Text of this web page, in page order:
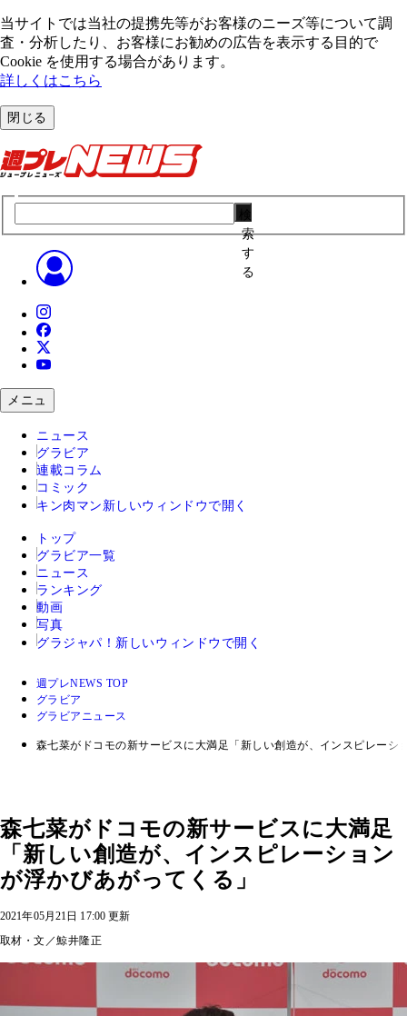
当サイトでは当社の提携先等がお客様のニーズ等について調
査・分析したり、お客様にお勧めの広告を表⽰する⽬的で
Cookie を使⽤する場合があります。
詳しくはこちら
閉じる
索
す
る
メニュ
ニュース
グラビア
連載コラム
コミック
キン肉マン 新しいウィンドウで開く
トップ
グラビア一覧
ニュース
ランキング
動画
写真
グラジャパ！ 新しいウィンドウで開く
週プレNEWS TOP
グラビア
グラビアニュース
森七菜がドコモの新サービスに大満足「新しい創造が、インスピレーシ
森七菜がドコモの新サービスに大満足
「新しい創造が、インスピレーション
が浮かびあがってくる」
2021年05月21日 17:00 更新
取材・文／鯨井隆正